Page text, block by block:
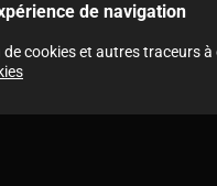
5 impasse
94440
de navigation
cookies et autres traceurs à